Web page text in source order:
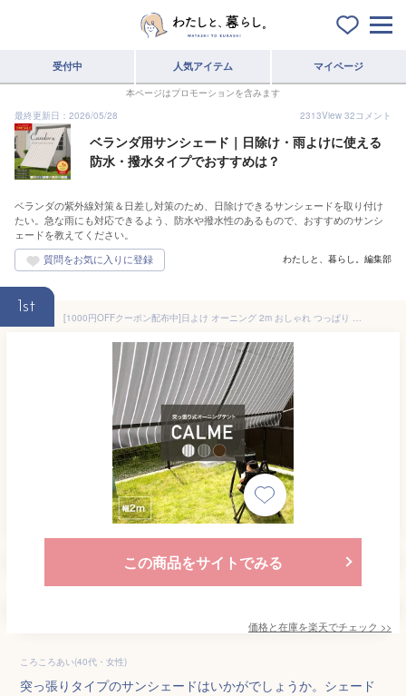
受付中 人気アイテム マイページ
本ページはプロモーションを含みます
最終更新日：2026/05/28
2313View 32コメント
ベランダ用サンシェード｜日除け・雨よけに使える
防水・撥水タイプでおすすめは？
ベランダの紫外線対策＆日差し対策のため、日除けできるサンシェードを取り付け
たい。急な雨にも対応できるよう、防水や撥水性のあるもので、おすすめのサンシ
ェードを教えてください。
わたしと、暮らし。編集部
1st
[1000円OFFクーポン配布中]日よけ オーニング 2m おしゃれ つっぱり オーニングテント 突っ張り サンシェード 日除け ベランダ テラス 賃貸 戸建て マンション 紫外線カット すだれ 日陰 かわいい ウッドデッキ 目隠し ブラウン グレー ストライプ CALME カルム C-F-3
この商品をサイトでみる
価格と在庫を楽天でチェック >>
ころころあい(40代・女性)
突っ張りタイプのサンシェードはいかがでしょうか。シェード